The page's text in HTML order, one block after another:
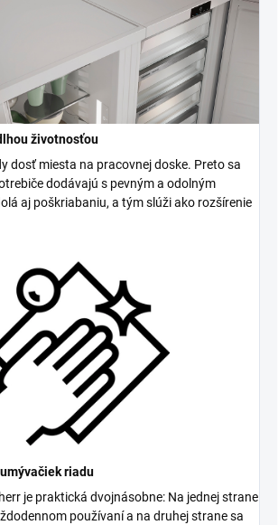
životnosťou
dosť miesta na pracovnej doske. Preto sa
dodávajú s pevným a odolným
aj poškriabaniu, a tým slúži ako rozšírenie
riadu
je praktická dvojnásobne: Na jednej strane
používaní a na druhej strane sa